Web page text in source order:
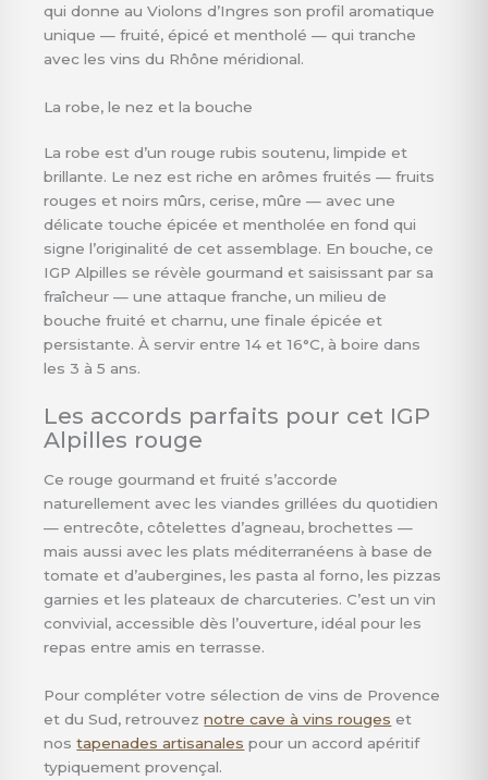
qui donne au Violons d’Ingres son profil aromatique
unique — fruité, épicé et mentholé — qui tranche
avec les vins du Rhône méridional.
La robe, le nez et la bouche
La robe est d’un rouge rubis soutenu, limpide et
brillante. Le nez est riche en arômes fruités — fruits
rouges et noirs mûrs, cerise, mûre — avec une
délicate touche épicée et mentholée en fond qui
signe l’originalité de cet assemblage. En bouche, ce
IGP Alpilles se révèle gourmand et saisissant par sa
fraîcheur — une attaque franche, un milieu de
bouche fruité et charnu, une finale épicée et
persistante. À servir entre 14 et 16°C, à boire dans
les 3 à 5 ans.
Les accords parfaits pour cet IGP
Alpilles rouge
Ce rouge gourmand et fruité s’accorde
naturellement avec les viandes grillées du quotidien
— entrecôte, côtelettes d’agneau, brochettes —
mais aussi avec les plats méditerranéens à base de
tomate et d’aubergines, les pasta al forno, les pizzas
garnies et les plateaux de charcuteries. C’est un vin
convivial, accessible dès l’ouverture, idéal pour les
repas entre amis en terrasse.
Pour compléter votre sélection de vins de Provence
et du Sud, retrouveznotre cave à vins rouges et
nostapenades artisanales pour un accord apéritif
typiquement provençal.